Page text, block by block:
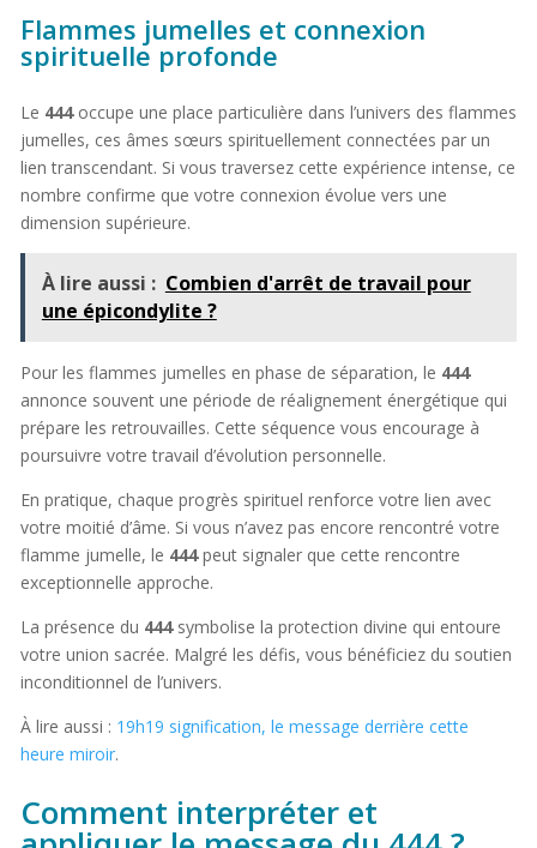
Flammes jumelles et connexion
spirituelle profonde
Le 444occupe une place particulière dans l’univers des flammes
jumelles, ces âmes sœurs spirituellement connectées par un
lien transcendant. Si vous traversez cette expérience intense, ce
nombre confirme que votre connexion évolue vers une
dimension supérieure.
À lire aussi : Combien d'arrêt de travail pour
une épicondylite ?
Pour les flammes jumelles en phase de séparation, le 444
annonce souvent une période de réalignement énergétique qui
prépare les retrouvailles. Cette séquence vous encourage à
poursuivre votre travail d’évolution personnelle.
En pratique, chaque progrès spirituel renforce votre lien avec
votre moitié d’âme. Si vous n’avez pas encore rencontré votre
flamme jumelle, le 444peut signaler que cette rencontre
exceptionnelle approche.
La présence du 444symbolise la protection divine qui entoure
votre union sacrée. Malgré les défis, vous bénéficiez du soutien
inconditionnel de l’univers.
À lire aussi : 19h19 signification, le message derrière cette
heure miroir.
Comment interpréter et